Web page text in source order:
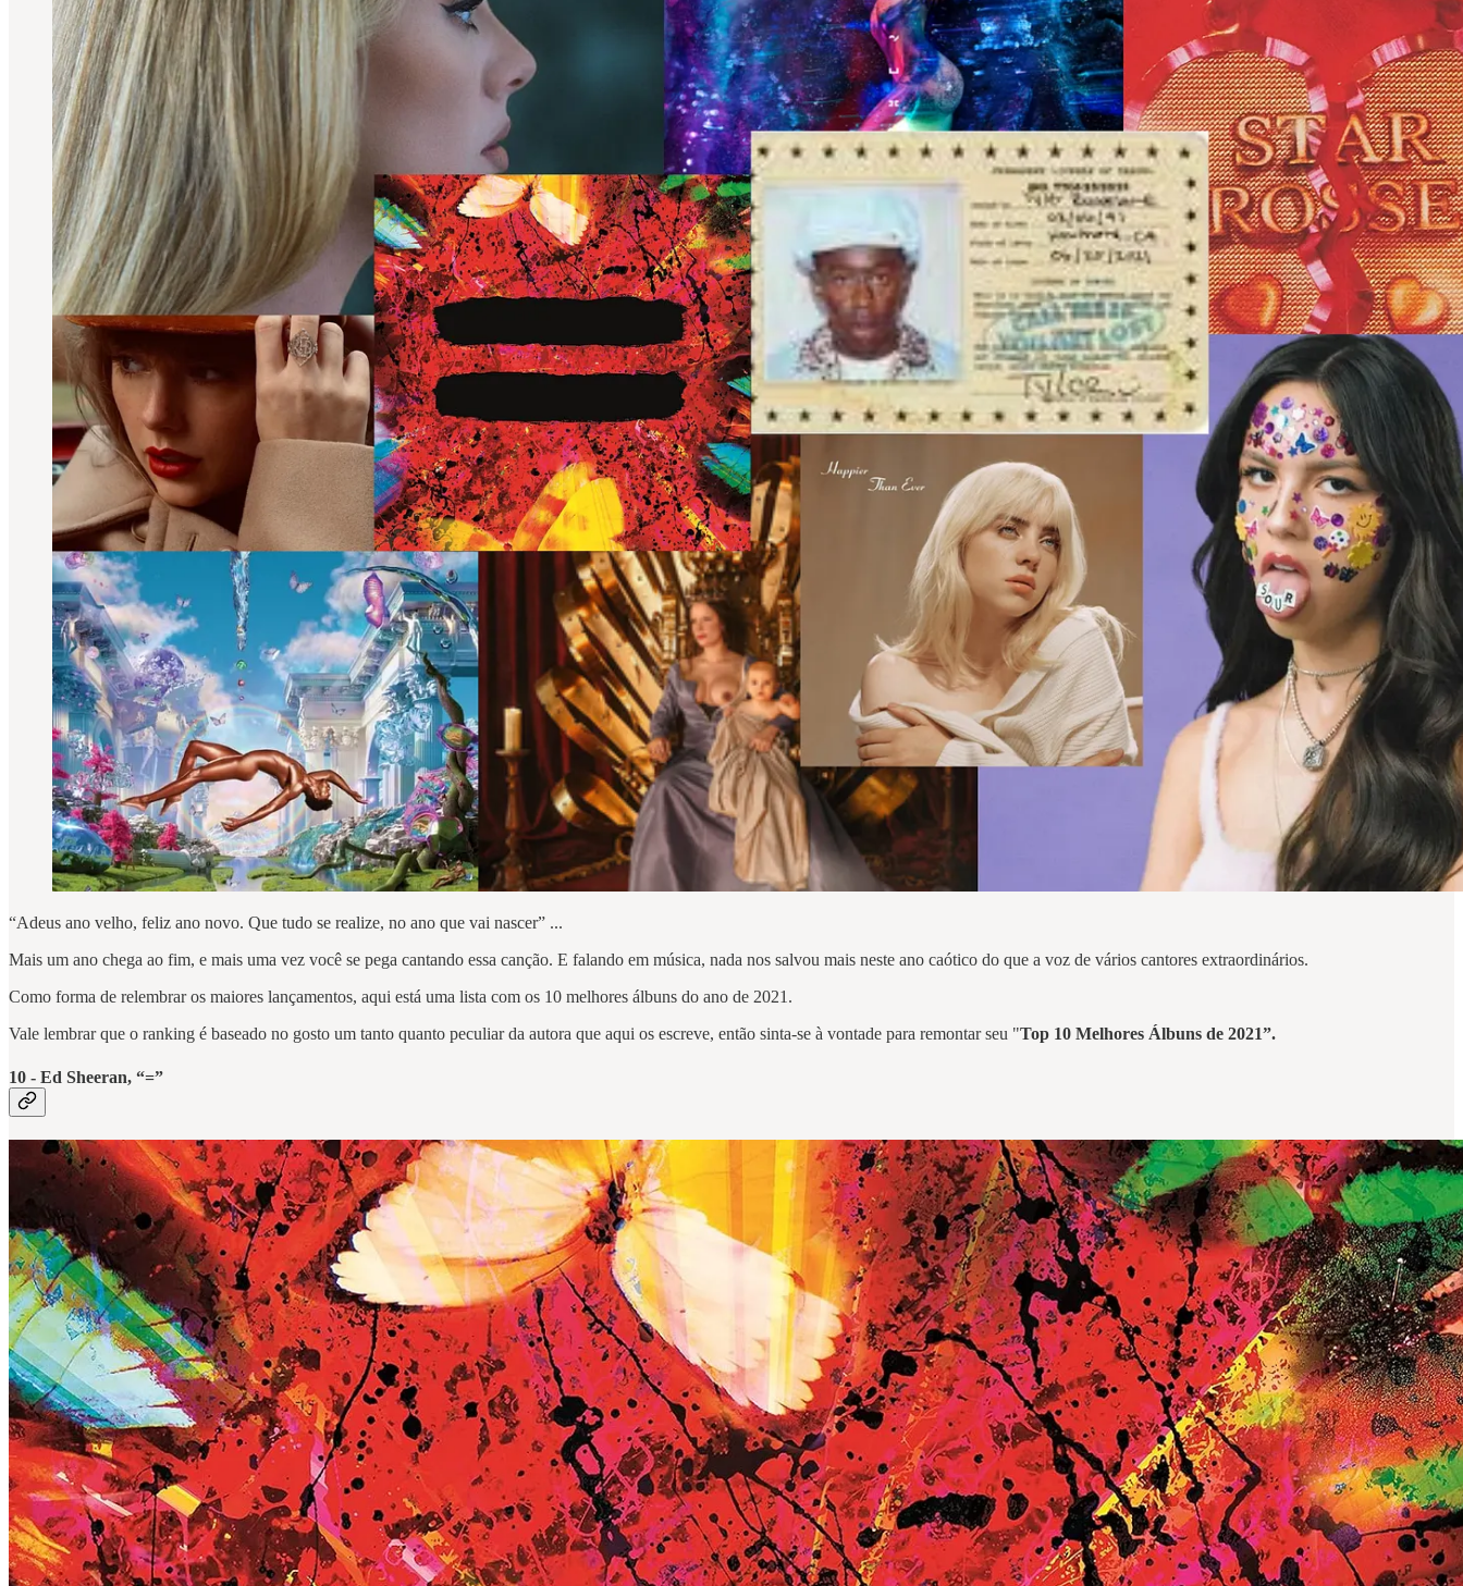
“Adeus ano velho, feliz ano novo. Que tudo se realize, no ano que vai nascer” ...
Mais um ano chega ao fim, e mais uma vez você se pega cantando essa canção. E falando em música, nada nos salvou mais neste ano caótico do que a voz de vários cantores extraordinários.
Como forma de relembrar os maiores lançamentos, aqui está uma lista com os 10 melhores álbuns do ano de 2021.
Vale lembrar que o ranking é baseado no gosto um tanto quanto peculiar da autora que aqui os escreve, então sinta-se à vontade para remontar seu "Top 10 Melhores Álbuns de 2021”.
10 - Ed Sheeran, “=”